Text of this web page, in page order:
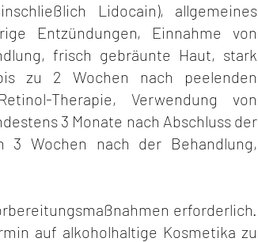
Lidocain), allgemeines
Entzündungen, Einnahme von
frisch gebräunte Haut, stark
zu 2 Wochen nach peelenden
Therapie, Verwendung von
3 Monate nach Abschluss der
3 Wochen nach der Behandlung,
erforderlich.
auf alkoholhaltige Kosmetika zu